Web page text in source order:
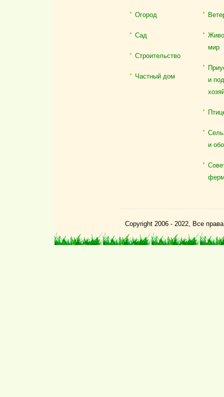
Огород
Сад
Строительство
Частный дом
мир
и
и
Copyright 2006 - 2022, Все